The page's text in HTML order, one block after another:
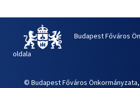
Budapest Főváros
oldala
© Budapest Főváros